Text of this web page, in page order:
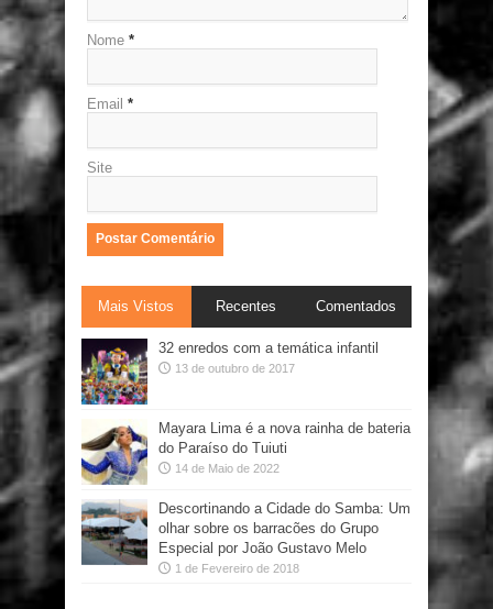
Nome *
Email *
Site
Mais Vistos Recentes Comentados
32 enredos com a temática infantil
13 de outubro de 2017
Mayara Lima é a nova rainha de bateria
do Paraíso do Tuiuti
14 de Maio de 2022
Descortinando a Cidade do Samba: Um
olhar sobre os barracões do Grupo
Especial por João Gustavo Melo
1 de Fevereiro de 2018